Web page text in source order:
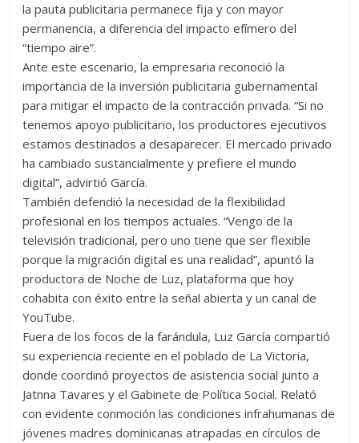
la pauta publicitaria permanece fija y con mayor
permanencia, a diferencia del impacto efímero del
“tiempo aire”.
Ante este escenario, la empresaria reconoció la
importancia de la inversión publicitaria gubernamental
para mitigar el impacto de la contracción privada. “Si no
tenemos apoyo publicitario, los productores ejecutivos
estamos destinados a desaparecer. El mercado privado
ha cambiado sustancialmente y prefiere el mundo
digital”, advirtió García.
También defendió la necesidad de la flexibilidad
profesional en los tiempos actuales. “Vengo de la
televisión tradicional, pero uno tiene que ser flexible
porque la migración digital es una realidad”, apuntó la
productora de Noche de Luz, plataforma que hoy
cohabita con éxito entre la señal abierta y un canal de
YouTube.
Fuera de los focos de la farándula, Luz García compartió
su experiencia reciente en el poblado de La Victoria,
donde coordinó proyectos de asistencia social junto a
Jatnna Tavares y el Gabinete de Política Social. Relató
con evidente conmoción las condiciones infrahumanas de
jóvenes madres dominicanas atrapadas en círculos de